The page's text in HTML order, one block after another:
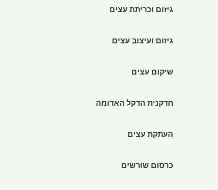
גיזום וכריתת עצים
גיזום ועיצוב עצים
שיקום עצים
חדקנית הדקל האדומה
העתקת עצים
כרסום שורשים